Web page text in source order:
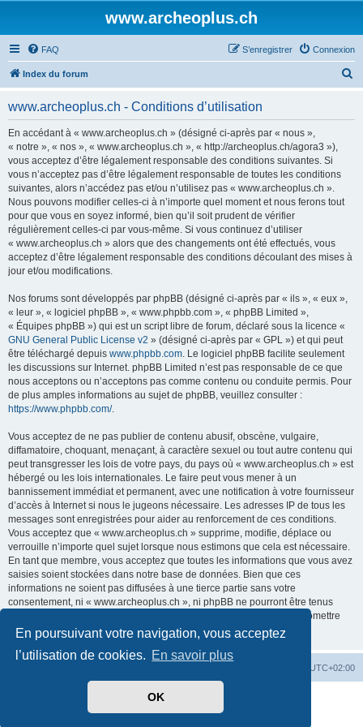
En poursuivant votre navigation, vous acceptez
l’utilisation de cookies. En savoir plus
OK
www.archeoplus.ch
FAQ Connexion
S’enregistrer
Index du forum
www.archeoplus.ch - Conditions d’utilisation
En accédant à « www.archeoplus.ch » (désigné ci-après par « nous »,
« notre », « nos », « www.archeoplus.ch », « http://archeoplus.ch/agora3 »),
vous acceptez d’être légalement responsable des conditions suivantes. Si
vous n’acceptez pas d’être légalement responsable de toutes les conditions
suivantes, alors n’accédez pas et/ou n’utilisez pas « www.archeoplus.ch ».
Nous pouvons modifier celles-ci à n’importe quel moment et nous ferons tout
pour que vous en soyez informé, bien qu’il soit prudent de vérifier
régulièrement celles-ci par vous-même. Si vous continuez d’utiliser
« www.archeoplus.ch » alors que des changements ont été effectués, vous
acceptez d’être légalement responsable des conditions découlant des mises à
jour et/ou modifications.
Nos forums sont développés par phpBB (désigné ci-après par « ils », « eux »,
« leur », « logiciel phpBB », « www.phpbb.com », « phpBB Limited »,
« Équipes phpBB ») qui est un script libre de forum, déclaré sous la licence «
GNU General Public License v2 » (désigné ci-après par « GPL ») et qui peut
être téléchargé depuis www.phpbb.com. Le logiciel phpBB facilite seulement
les discussions sur Internet. phpBB Limited n’est pas responsable de ce que
nous acceptons ou n’acceptons pas comme contenu ou conduite permis. Pour
de plus amples informations au sujet de phpBB, veuillez consulter :
https://www.phpbb.com/.
Vous acceptez de ne pas publier de contenu abusif, obscène, vulgaire,
diffamatoire, choquant, menaçant, à caractère sexuel ou tout autre contenu qui
peut transgresser les lois de votre pays, du pays où « www.archeoplus.ch » est
hébergé ou les lois internationales. Le faire peut vous mener à un
bannissement immédiat et permanent, avec une notification à votre fournisseur
d’accès à Internet si nous le jugeons nécessaire. Les adresses IP de tous les
messages sont enregistrées pour aider au renforcement de ces conditions.
Vous acceptez que « www.archeoplus.ch » supprime, modifie, déplace ou
verrouille n’importe quel sujet lorsque nous estimons que cela est nécessaire.
En tant que membre, vous acceptez que toutes les informations que vous avez
saisies soient stockées dans notre base de données. Bien que ces
informations ne soient pas diffusées à une tierce partie sans votre
consentement, ni « www.archeoplus.ch », ni phpBB ne pourront être tenus
comme responsables en cas de tentative de piratage visant à compromettre
les données.
UTC+02:00
phpBB ® Forum Software © phpBB Limited
phpBB-fr.com